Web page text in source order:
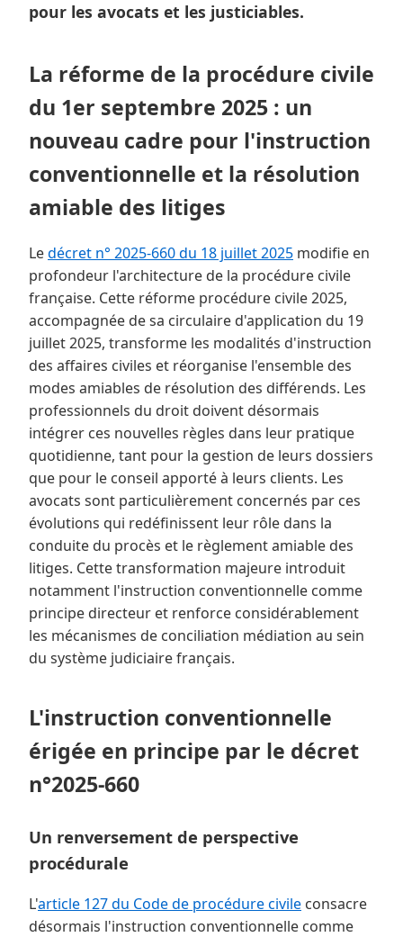
pour les avocats et les justiciables.
La réforme de la procédure civile
du 1er septembre 2025 : un
nouveau cadre pour l'instruction
conventionnelle et la résolution
amiable des litiges
Ledécret n° 2025-660 du 18 juillet 2025 modifie en
profondeur l'architecture de la procédure civile
française. Cette réforme procédure civile 2025,
accompagnée de sa circulaire d'application du 19
juillet 2025, transforme les modalités d'instruction
des affaires civiles et réorganise l'ensemble des
modes amiables de résolution des différends. Les
professionnels du droit doivent désormais
intégrer ces nouvelles règles dans leur pratique
quotidienne, tant pour la gestion de leurs dossiers
que pour le conseil apporté à leurs clients. Les
avocats sont particulièrement concernés par ces
évolutions qui redéfinissent leur rôle dans la
conduite du procès et le règlement amiable des
litiges. Cette transformation majeure introduit
notamment l'instruction conventionnelle comme
principe directeur et renforce considérablement
les mécanismes de conciliation médiation au sein
du système judiciaire français.
L'instruction conventionnelle
érigée en principe par le décret
n°2025-660
Un renversement de perspective
procédurale
L'article 127 du Code de procédure civile consacre
désormais l'instruction conventionnelle comme